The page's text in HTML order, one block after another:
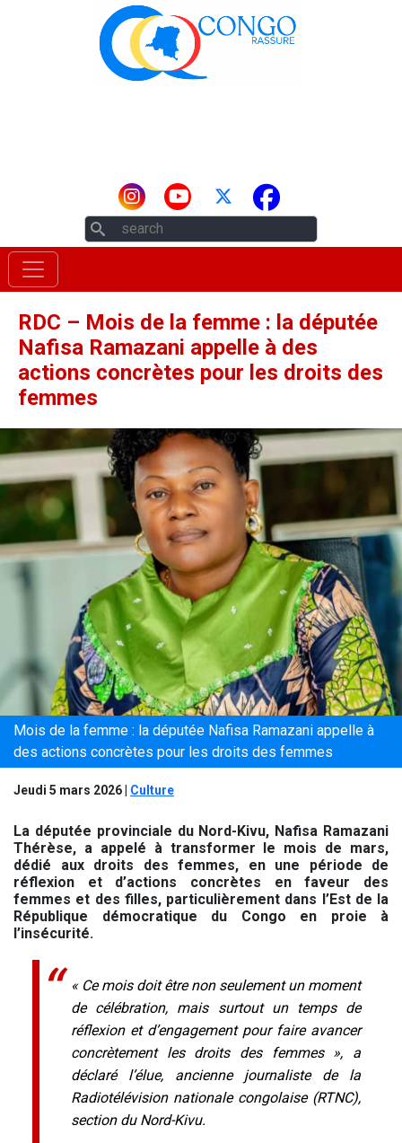
Aller au contenu principal
RDC – Mois de la femme : la députée
Nafisa Ramazani appelle à des
actions concrètes pour les droits des
femmes
Mois de la femme : la députée Nafisa Ramazani appelle à
des actions concrètes pour les droits des femmes
Jeudi 5 mars 2026 Culture
La députée provinciale du Nord-Kivu, Nafisa Ramazani
Thérèse, a appelé à transformer le mois de mars,
dédié aux droits des femmes, en une période de
réflexion et d’actions concrètes en faveur des
femmes et des filles, particulièrement dans l’Est de la
République démocratique du Congo en proie à
l’insécurité.
« Ce mois doit être non seulement un moment
de célébration, mais surtout un temps de
réflexion et d’engagement pour faire avancer
concrètement les droits des femmes », a
déclaré l’élue, ancienne journaliste de la
Radiotélévision nationale congolaise (RTNC),
section du Nord-Kivu.